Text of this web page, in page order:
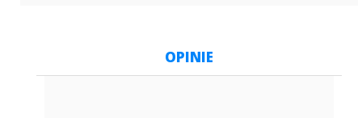
OPINIE